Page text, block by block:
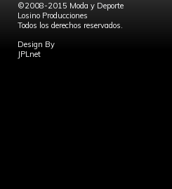
©2008-2015 Moda y Deporte
Losino Producciones
Todos los derechos reservados.
Design By
JPLnet